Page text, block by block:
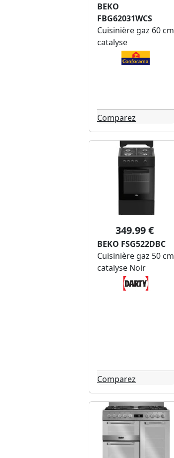
BEKO
FBG62031WCS
Cuisinière gaz 60 cm
catalyse
Comparez
349.99 €
BEKO FSG522DBC
Cuisinière gaz 50 cm
catalyse Noir
Comparez